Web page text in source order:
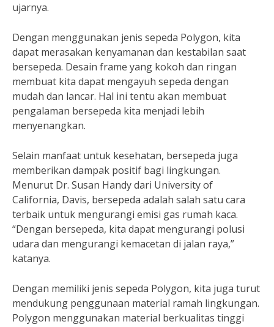
ujarnya.
Dengan menggunakan jenis sepeda Polygon, kita
dapat merasakan kenyamanan dan kestabilan saat
bersepeda. Desain frame yang kokoh dan ringan
membuat kita dapat mengayuh sepeda dengan
mudah dan lancar. Hal ini tentu akan membuat
pengalaman bersepeda kita menjadi lebih
menyenangkan.
Selain manfaat untuk kesehatan, bersepeda juga
memberikan dampak positif bagi lingkungan.
Menurut Dr. Susan Handy dari University of
California, Davis, bersepeda adalah salah satu cara
terbaik untuk mengurangi emisi gas rumah kaca.
“Dengan bersepeda, kita dapat mengurangi polusi
udara dan mengurangi kemacetan di jalan raya,”
katanya.
Dengan memiliki jenis sepeda Polygon, kita juga turut
mendukung penggunaan material ramah lingkungan.
Polygon menggunakan material berkualitas tinggi